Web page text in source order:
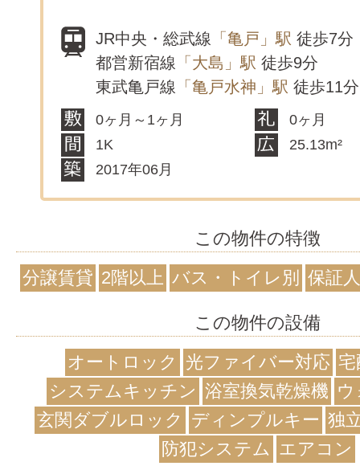
JR中央・総武線 「亀戸」駅 徒歩7分
都営新宿線 「大島」駅 徒歩9分
東武亀戸線 「亀戸水神」駅 徒歩11分
0ヶ月～1ヶ月
0ヶ月
1K
25.13m²
2017年06月
この物件の特徴
分譲賃貸 2階以上 バス・トイレ別 保証
この物件の設備
オートロック
光ファイバー対応
システムキッチン 浴室換気乾燥機
玄関ダブルロック
ディンプルキー 独
防犯システム エアコン